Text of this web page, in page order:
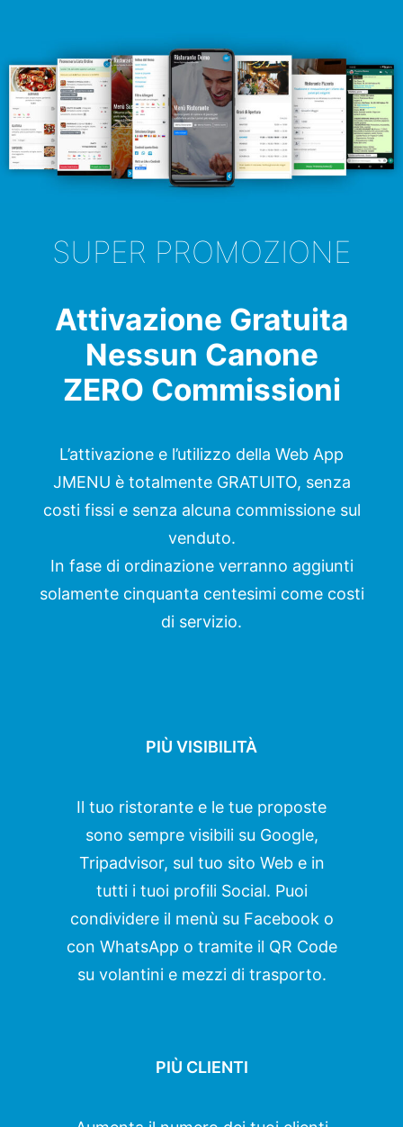
SUPER PROMOZIONE
Attivazione Gratuita
Nessun Canone
ZERO Commissioni
L’attivazione e l’utilizzo della Web App
JMENU è totalmente GRATUITO, senza
costi fissi e senza alcuna commissione sul
venduto.
In fase di ordinazione verranno aggiunti
solamente cinquanta centesimi come costi
di servizio.
PIÙ VISIBILITÀ
Il tuo ristorante e le tue proposte
sono sempre visibili su Google,
Tripadvisor, sul tuo sito Web e in
tutti i tuoi profili Social. Puoi
condividere il menù su Facebook o
con WhatsApp o tramite il QR Code
su volantini e mezzi di trasporto.
PIÙ CLIENTI